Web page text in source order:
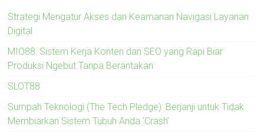
Strategi Mengatur Akses dan Keamanan Navigasi Layanan
Digital
MIO88: Sistem Kerja Konten dan SEO yang Rapi Biar
Produksi Ngebut Tanpa Berantakan
SLOT88
Sumpah Teknologi (The Tech Pledge): Berjanji untuk Tidak
Membiarkan Sistem Tubuh Anda ‘Crash’